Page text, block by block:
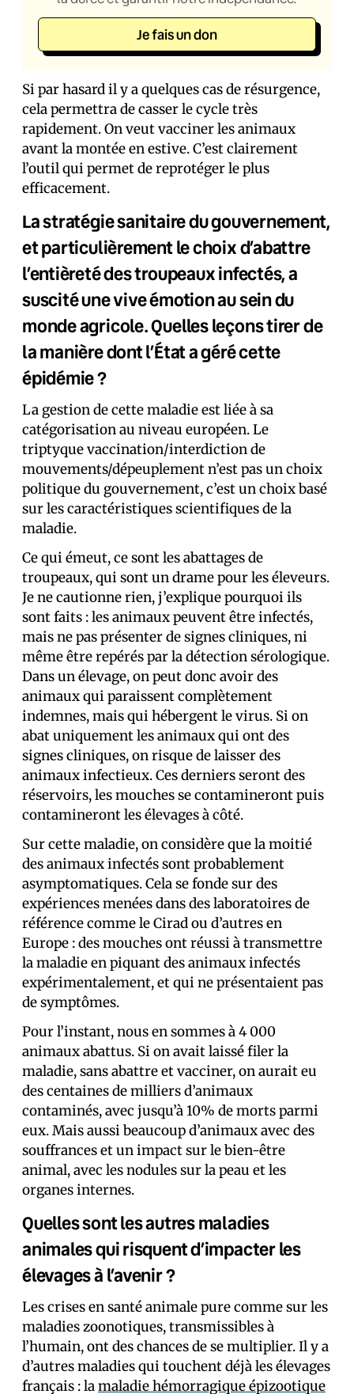
Je fais un don
Si par hasard il y a quelques cas de résurgence,
cela permettra de casser le cycle très
rapidement. On veut vacciner les animaux
avant la montée en estive. C’est clairement
l’outil qui permet de reprotéger le plus
efficacement.
La stratégie sanitaire du gouvernement,
et particulièrement le choix d’abattre
l’entièreté des troupeaux infectés, a
suscité une vive émotion au sein du
monde agricole. Quelles leçons tirer de
la manière dont l’État a géré cette
épidémie ?
La gestion de cette maladie est liée à sa
catégorisation au niveau européen. Le
triptyque vaccination/interdiction de
mouvements/dépeuplement n’est pas un choix
politique du gouvernement, c’est un choix basé
sur les caractéristiques scientifiques de la
maladie.
Ce qui émeut, ce sont les abattages de
troupeaux, qui sont un drame pour les éleveurs.
Je ne cautionne rien, j’explique pourquoi ils
sont faits : les animaux peuvent être infectés,
mais ne pas présenter de signes cliniques, ni
même être repérés par la détection sérologique.
Dans un élevage, on peut donc avoir des
animaux qui paraissent complètement
indemnes, mais qui hébergent le virus. Si on
abat uniquement les animaux qui ont des
signes cliniques, on risque de laisser des
animaux infectieux. Ces derniers seront des
réservoirs, les mouches se contamineront puis
contamineront les élevages à côté.
Sur cette maladie, on considère que la moitié
des animaux infectés sont probablement
asymptomatiques. Cela se fonde sur des
expériences menées dans des laboratoires de
référence comme le Cirad ou d’autres en
Europe : des mouches ont réussi à transmettre
la maladie en piquant des animaux infectés
expérimentalement, et qui ne présentaient pas
de symptômes.
Pour l’instant, nous en sommes à 4 000
animaux abattus. Si on avait laissé filer la
maladie, sans abattre et vacciner, on aurait eu
des centaines de milliers d’animaux
contaminés, avec jusqu’à 10% de morts parmi
eux. Mais aussi beaucoup d’animaux avec des
souffrances et un impact sur le bien-être
animal, avec les nodules sur la peau et les
organes internes.
Quelles sont les autres maladies
animales qui risquent d’impacter les
élevages à l’avenir ?
Les crises en santé animale pure comme sur les
maladies zoonotiques, transmissibles à
l’humain, ont des chances de se multiplier. Il y a
d’autres maladies qui touchent déjà les élevages
français : lamaladie hémorragique épizootique